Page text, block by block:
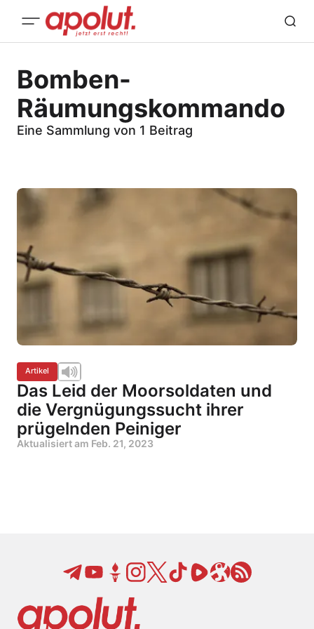
Bomben-
Räumungskommando
Eine Sammlung von 1 Beitrag
Artikel
Das Leid der Moorsoldaten und
die Vergnügungssucht ihrer
prügelnden Peiniger
Aktualisiert am Feb. 21, 2023